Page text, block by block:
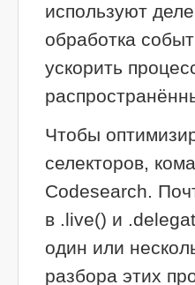
используют
обработка
ускорить
Чтобы
селекторов,
Codesearch.
в .live() и
один или
разбора этих